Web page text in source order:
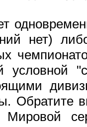
нет)
условной
Обратите
Мировой